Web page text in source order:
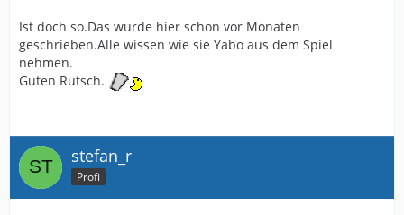
Ist doch so.Das wurde hier schon vor Monaten
geschrieben.Alle wissen wie sie Yabo aus dem Spiel
nehmen.
Guten Rutsch.
stefan_r
Profi